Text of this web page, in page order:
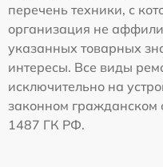
перечень техники, с
организация не
указанных товарных
интересы. Все виды
исключительно на
законном гражданском
1487 ГК РФ.